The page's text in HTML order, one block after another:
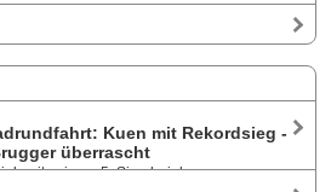
Kuen mit Rekordsieg -
überrascht
mit seinem 5. Sieg bei der